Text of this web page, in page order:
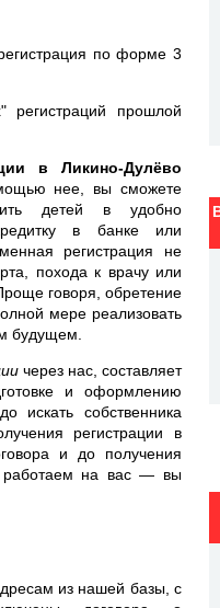
по форме 3
прошлой
в Ликино-Дулёво
нее, вы сможете
детей в удобно
в банке или
регистрация не
похода к врачу или
говоря, обретение
мере реализовать
будущем.
через нас, составляет
и оформлению
собственника
регистрации в
и до получения
на вас — вы
из нашей базы, с